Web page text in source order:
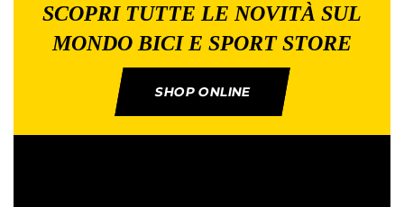
SCOPRI TUTTE LE NOVITÀ SUL
MONDO BICI E SPORT STORE
SHOP ONLINE